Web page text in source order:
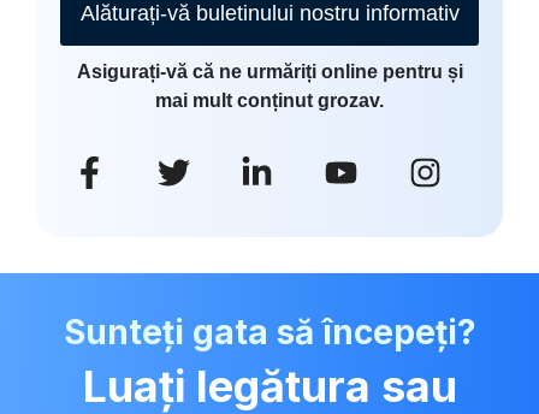
Alăturați-vă buletinului nostru informativ
Asigurați-vă că ne urmăriți online pentru și
mai mult conținut grozav.
Sunteți gata să începeți?
Luați legătura sau